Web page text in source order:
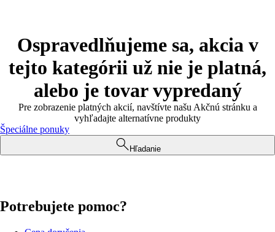
Ospravedlňujeme sa, akcia v
tejto kategórii už nie je platná,
alebo je tovar vypredaný
Pre zobrazenie platných akcií, navštívte našu Akčnú stránku a
vyhľadajte alternatívne produkty
Špeciálne ponuky
Hľadanie
Potrebujete pomoc?